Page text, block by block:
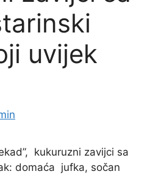
uvijek
kukuruzni zavijci sa
domaća jufka, sočan